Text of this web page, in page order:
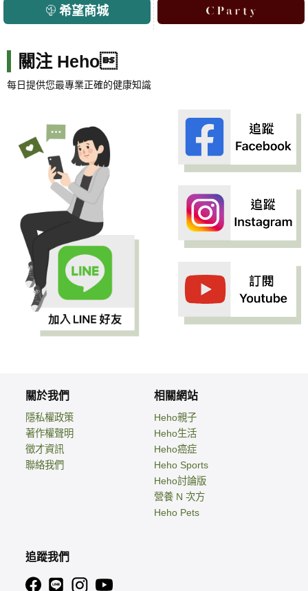
希望商城
關注 Heho
每日提供您最專業正確的健康知識
關於我們
隱私權政策
著作權聲明
徵才資訊
聯絡我們
相關網站
Heho親子
Heho生活
Heho癌症
Heho Sports
Heho討論版
營養 N 次方
Heho Pets
追蹤我們